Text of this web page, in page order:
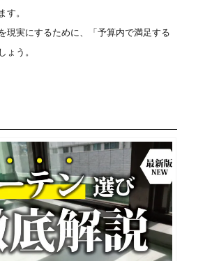
す。
現実にするために、「予算内で満足する
ょう。